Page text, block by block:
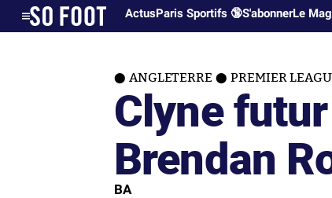
ActusParis Sportifs 🔞S'abonnerLe
ANGLETERRE PREMIER
Clyne
Brendan
BA